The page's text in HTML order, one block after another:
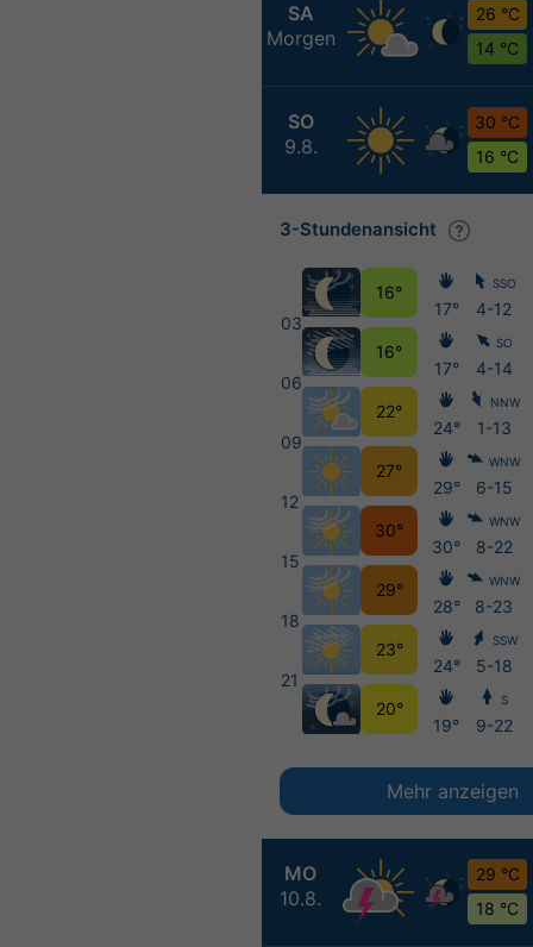
SA
Morgen
26 °C
14 °C
SO
9.8.
30 °C
16 °C
MO
10.8.
29 °C
18 °C
3-Stundenansicht
03
06
09
12
15
18
21
16°
16°
22°
27°
30°
29°
23°
20°
17°
17°
24°
29°
30°
28°
24°
19°
SSO
4-12
SO
4-14
NNW
1-13
WNW
6-15
WNW
8-22
WNW
8-23
SSW
5-18
S
9-22
Mehr anzeigen